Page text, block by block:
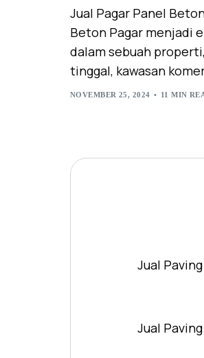
Jual Pagar Panel
Beton Pagar menjadi
dalam sebuah
tinggal, kawasan
NOVEMBER 25, 2024 11 MIN
Jual
Jual